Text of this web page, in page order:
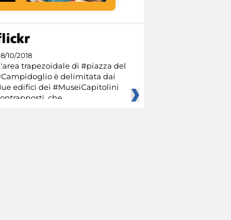
10/2018
trapezoidale di #piazza del
è delimitata dai
edifici dei #MuseiCapitolini
che